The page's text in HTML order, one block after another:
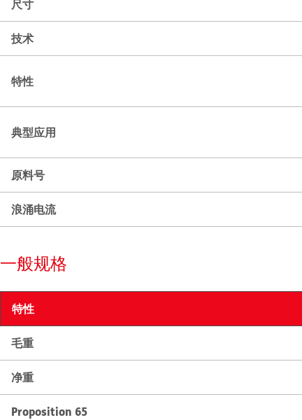
尺寸
技术
特性
典型应用
原料号
浪涌电流
一般规格
特性
毛重
净重
Proposition 65